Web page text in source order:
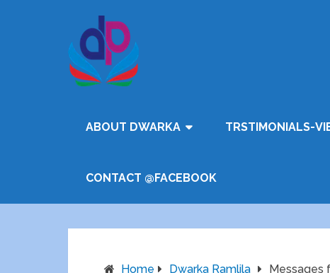
ABOUT DWARKA TRSTIMONIALS-
CONTACT @FACEBOOK
Home Dwarka Ramlila Messages